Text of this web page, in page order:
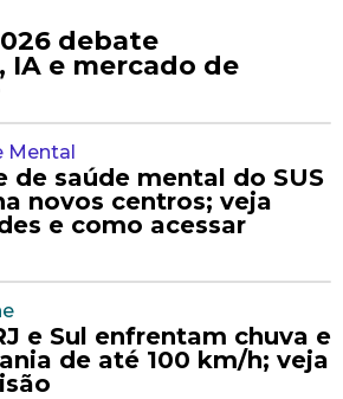
debate
IA e mercado de
Mental
de saúde mental do SUS
novos centros; veja
e como acessar
e Sul enfrentam chuva e
de até 100 km/h; veja